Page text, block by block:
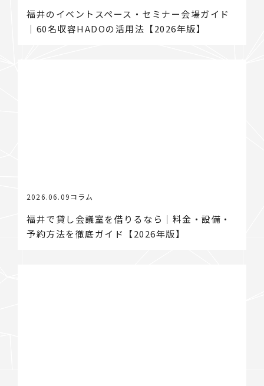
福井のイベントスペース・セミナー会場ガイド
｜60名収容HADOの活用法【2026年版】
2026.06.09コラム
福井で貸し会議室を借りるなら｜料金・設備・
予約方法を徹底ガイド【2026年版】